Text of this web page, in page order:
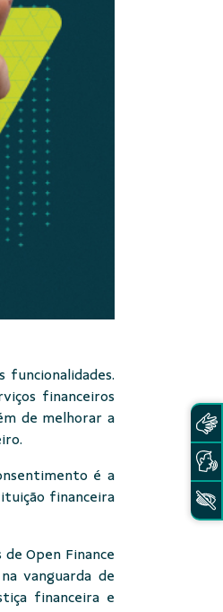
funcionalidades.
financeiros
de melhorar a
é a
financeira
de Open Finance
vanguarda de
financeira e